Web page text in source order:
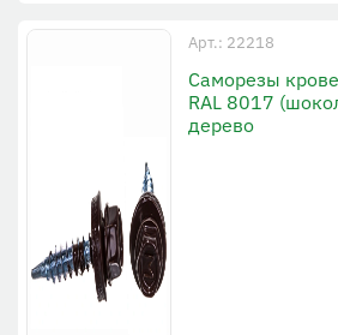
Арт.: 22218
Саморезы
RAL 8017
дерево